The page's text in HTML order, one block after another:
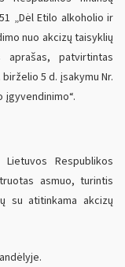
„Dėl Etilo alkoholio ir
nuo akcizų taisyklių
patvirtintas
5 d. įsakymu Nr.
įgyvendinimo“.
Respublikos
asmuo, turintis
su atitinkama akcizų